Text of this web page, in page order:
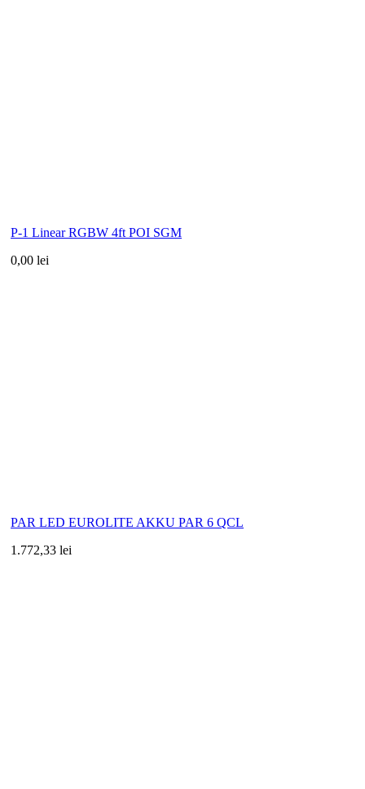
P-1 Linear RGBW 4ft POI SGM
0,00 lei
PAR LED EUROLITE AKKU PAR 6 QCL
1.772,33 lei